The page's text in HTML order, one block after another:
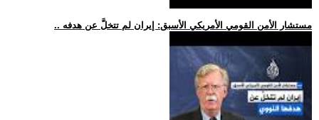
.. مستشار الأمن القومي الأمريكي الأسبق: إيران لم تتخلَّ عن هدفه